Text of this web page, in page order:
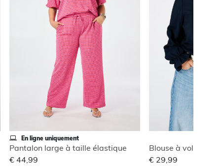
En ligne uniquement
Pantalon large à taille élastique
€ 44,99
Blouse à volants
€ 29,99